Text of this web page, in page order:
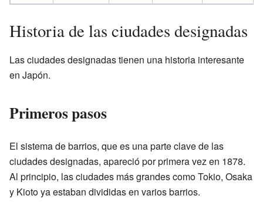
Historia de las ciudades designadas
Las ciudades designadas tienen una historia interesante
en Japón.
Primeros pasos
El sistema de barrios, que es una parte clave de las
ciudades designadas, apareció por primera vez en 1878.
Al principio, las ciudades más grandes como Tokio, Osaka
y Kioto ya estaban divididas en varios barrios.